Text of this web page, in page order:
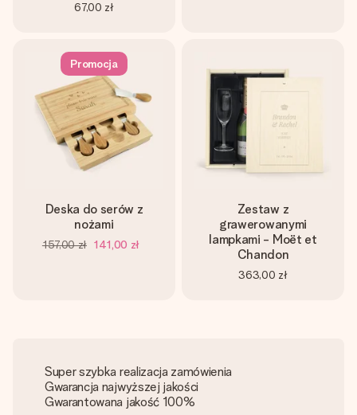
67,00 zł
Promocja
Deska do serów z
nożami
157,00 zł 141,00 zł
Zestaw z
grawerowanymi
lampkami - Moët et
Chandon
363,00 zł
Super szybka realizacja zamówienia
Gwarancja najwyższej jakości
Gwarantowana jakość 100%